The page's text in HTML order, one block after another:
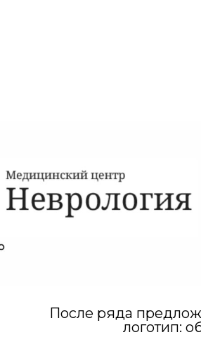
После ряда
логотип: